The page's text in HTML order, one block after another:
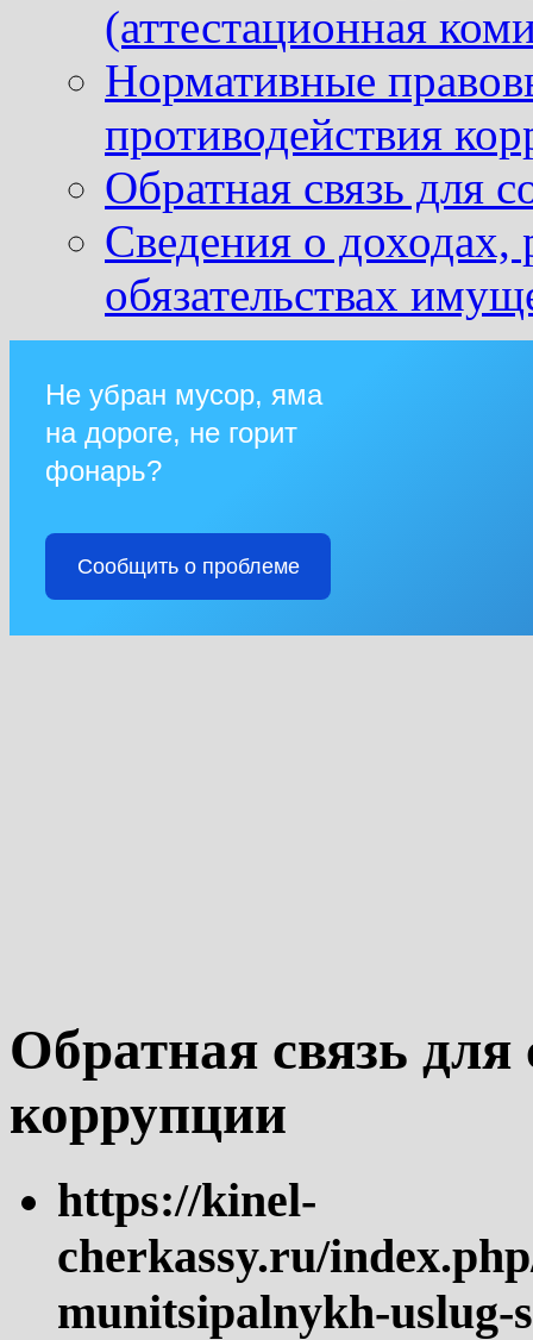
(аттестационная
Нормативные
противодействия
Обратная связь для
Сведения о доходах,
обязательствах
Не убран мусор, яма
на дороге, не горит
фонарь?
Сообщить о проблеме
Обратная связь
коррупции
https://kinel-
cherkassy.ru/
munitsipalnykh-uslug-